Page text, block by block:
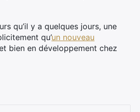
qu’il y a quelques jours, une
qu’un nouveau
bien en développement chez